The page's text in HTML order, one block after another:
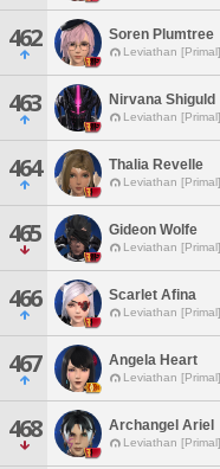
462 Soren Plumtree
Leviathan [Primal]
463 Nirvana Shiguld
Leviathan [Primal]
464 Thalia Revelle
Leviathan [Primal]
465 Gideon Wolfe
Leviathan [Primal]
466 Scarlet Afina
Leviathan [Primal]
467 Angela Heart
Leviathan [Primal]
468 Archangel Ariel
Leviathan [Primal]